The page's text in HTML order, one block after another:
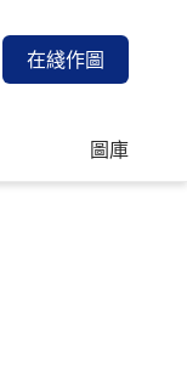
在綫作圖
圖庫